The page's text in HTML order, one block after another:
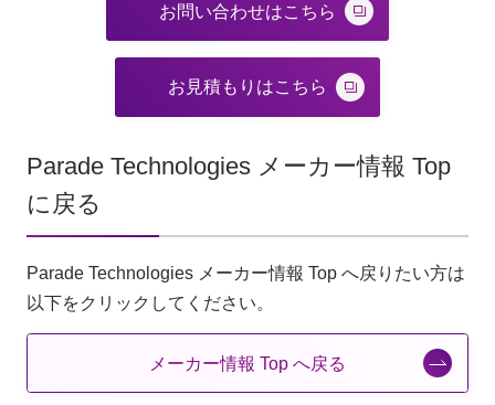
お問い合わせはこちら
お見積もりはこちら
Parade Technologies メーカー情報 Top
に戻る
Parade Technologies メーカー情報 Top へ戻りたい方は
以下をクリックしてください。
メーカー情報 Top へ戻る